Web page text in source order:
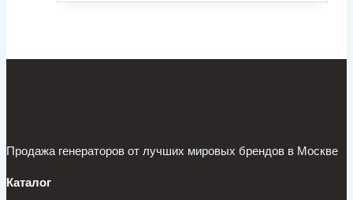
Продажа генераторов от лучших мировых брендов в Москве
Каталог